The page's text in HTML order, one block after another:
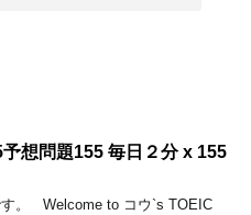
想問題155 毎日２分 x 155
す。 Welcome to コウ`s TOEIC